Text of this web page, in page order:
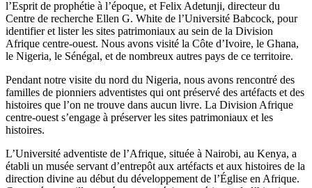
l’Esprit de prophétie à l’époque, et Felix Adetunji, directeur du
Centre de recherche Ellen G. White de l’Université Babcock, pour
identifier et lister les sites patrimoniaux au sein de la Division
Afrique centre-ouest. Nous avons visité la Côte d’Ivoire, le Ghana,
le Nigeria, le Sénégal, et de nombreux autres pays de ce territoire.
Pendant notre visite du nord du Nigeria, nous avons rencontré des
familles de pionniers adventistes qui ont préservé des artéfacts et des
histoires que l’on ne trouve dans aucun livre. La Division Afrique
centre-ouest s’engage à préserver les sites patrimoniaux et les
histoires.
L’Université adventiste de l’Afrique, située à Nairobi, au Kenya, a
établi un musée servant d’entrepôt aux artéfacts et aux histoires de la
direction divine au début du développement de l’Église en Afrique.